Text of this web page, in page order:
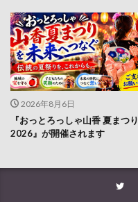
2026年8月6日
『おっとろっしゃ山香 夏まつり
2026』が開催されます